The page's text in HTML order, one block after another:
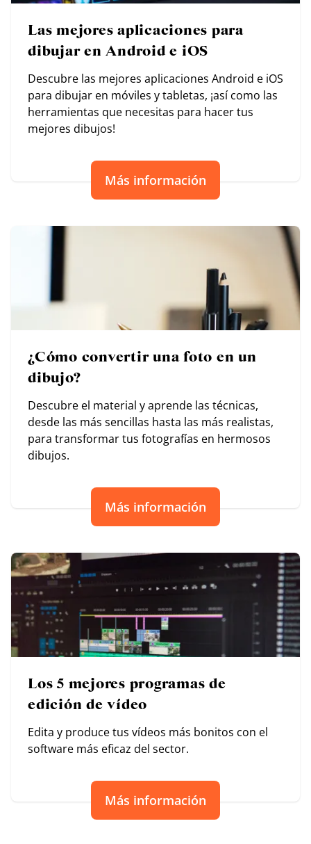
Las mejores aplicaciones para
dibujar en Android e iOS
Descubre las mejores aplicaciones Android e iOS
para dibujar en móviles y tabletas, ¡así como las
herramientas que necesitas para hacer tus
mejores dibujos!
Más información
¿Cómo convertir una foto en un
dibujo?
Descubre el material y aprende las técnicas,
desde las más sencillas hasta las más realistas,
para transformar tus fotografías en hermosos
dibujos.
Más información
Los 5 mejores programas de
edición de vídeo
Edita y produce tus vídeos más bonitos con el
software más eficaz del sector.
Más información